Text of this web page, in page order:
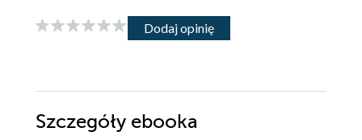
Dodaj opinię
Szczegóły ebooka